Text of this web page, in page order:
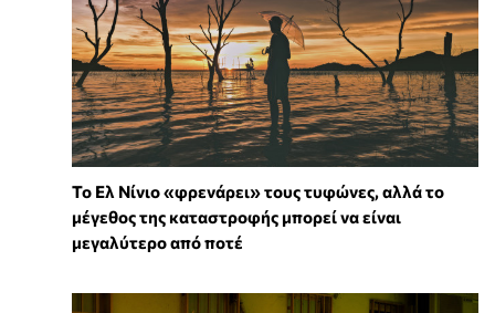
Το Ελ Νίνιο «φρενάρει» τους τυφώνες, αλλά το
μέγεθος της καταστροφής μπορεί να είναι
μεγαλύτερο από ποτέ